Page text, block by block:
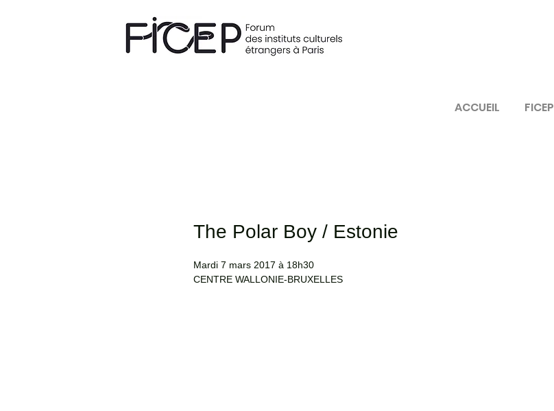
ACCUEIL FICEP
The Polar Boy / Estonie
Mardi 7 mars 2017 à 18h30
CENTRE WALLONIE-BRUXELLES